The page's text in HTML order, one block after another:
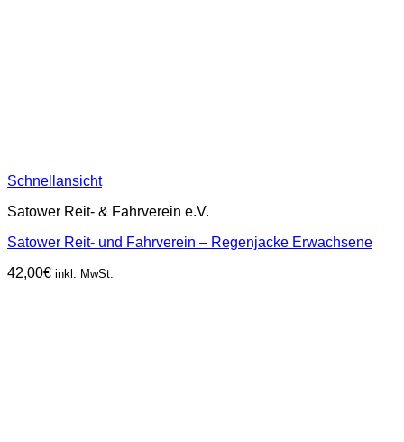
Schnellansicht
Satower Reit- & Fahrverein e.V.
Satower Reit- und Fahrverein – Regenjacke Erwachsene
42,00€ inkl. MwSt.